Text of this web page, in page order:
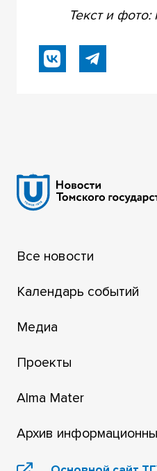
Текст и
Все новости
Календарь событий
Медиа
Проекты
Alma Mater
Архив